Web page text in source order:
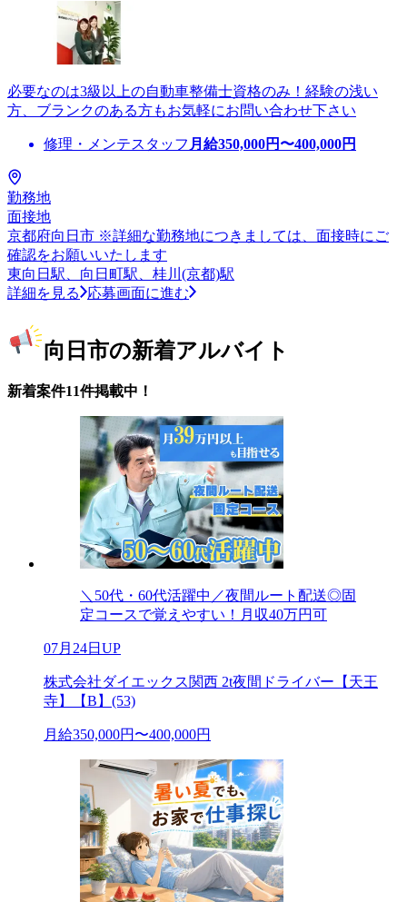
必要なのは3級以上の自動車整備士資格のみ！経験の浅い
方、ブランクのある方もお気軽にお問い合わせ下さい
修理・メンテスタッフ 月給350,000円〜400,000円
勤務地
面接地
京都府向日市 ※詳細な勤務地につきましては、面接時にご
確認をお願いいたします
東向日駅、向日町駅、桂川(京都)駅
詳細を見る
応募画面に進む
向日市の新着アルバイト
新着案件11件掲載中！
＼50代・60代活躍中／夜間ルート配送◎固
定コースで覚えやすい！月収40万円可
07月24日UP
株式会社ダイエックス関西 2t夜間ドライバー【天王
寺】【B】(53)
月給350,000円〜400,000円